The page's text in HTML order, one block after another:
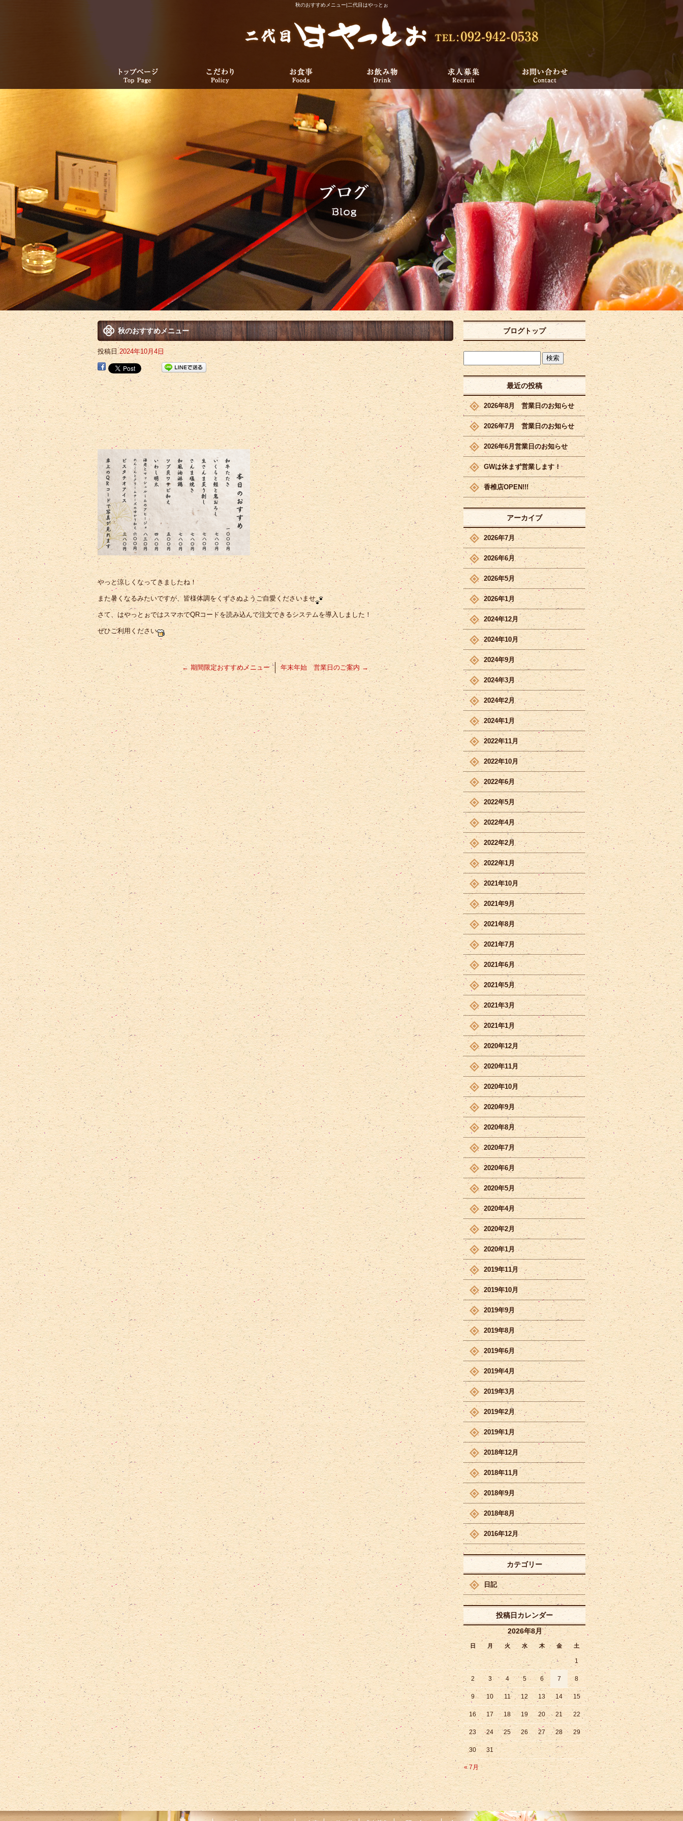
秋のおすすめメニュー|二代目はやっとぉ
秋のおすすめメニュー
投稿日 2024年10月4日
やっと涼しくなってきましたね！
また暑くなるみたいですが、皆様体調をくずさぬようご自愛くださいませ
さて、はやっとぉではスマホでQRコードを読み込んで注文できるシステムを導入しました！
ぜひご利用ください
← 期間限定おすすめメニュー 年末年始 営業日のご案内 →
ブログトップ
最近の投稿
2026年8月 営業日のお知らせ
2026年7月 営業日のお知らせ
2026年6月営業日のお知らせ
GWは休まず営業します！
香椎店OPEN!!!
アーカイブ
2026年7月
2026年6月
2026年5月
2026年1月
2024年12月
2024年10月
2024年9月
2024年3月
2024年2月
2024年1月
2022年11月
2022年10月
2022年6月
2022年5月
2022年4月
2022年2月
2022年1月
2021年10月
2021年9月
2021年8月
2021年7月
2021年6月
2021年5月
2021年3月
2021年1月
2020年12月
2020年11月
2020年10月
2020年9月
2020年8月
2020年7月
2020年6月
2020年5月
2020年4月
2020年2月
2020年1月
2019年11月
2019年10月
2019年9月
2019年8月
2019年6月
2019年4月
2019年3月
2019年2月
2019年1月
2018年12月
2018年11月
2018年9月
2018年8月
2016年12月
カテゴリー
日記
投稿日カレンダー
2026年8月
日 月 火 水 木 金 土
« 7月
1
2 3 4 5 6 7 8
9 10 11 12 13 14 15
16 17 18 19 20 21 22
23 24 25 26 27 28 29
30 31